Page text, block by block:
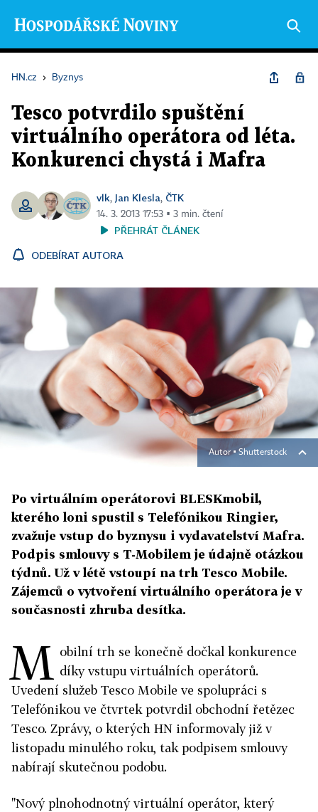
HN.cz › Byznys
Tesco potvrdilo spuštění
virtuálního operátora od léta.
Konkurenci chystá i Mafra
vlk, Jan Klesla, ČTK
14. 3. 2013 17:53 ▪ 3 min. čtení
PŘEHRÁT ČLÁNEK
ODEBÍRAT AUTORA
Autor ▪Shutterstock
Po virtuálním operátorovi BLESKmobil,
kterého loni spustil s Telefónikou Ringier,
zvažuje vstup do byznysu i vydavatelství Mafra.
Podpis smlouvy s T-Mobilem je údajně otázkou
týdnů. Už v létě vstoupí na trh Tesco Mobile.
Zájemců o vytvoření virtuálního operátora je v
současnosti zhruba desítka.
M obilní trh se konečně dočkal konkurence
díky vstupu virtuálních operátorů.
Uvedení služeb Tesco Mobile ve spolupráci s
Telefónikou ve čtvrtek potvrdil obchodní řetězec
Tesco. Zprávy, o kterých HN informovaly již v
listopadu minulého roku, tak podpisem smlouvy
nabírají skutečnou podobu.
"Nový plnohodnotný virtuální operátor, který